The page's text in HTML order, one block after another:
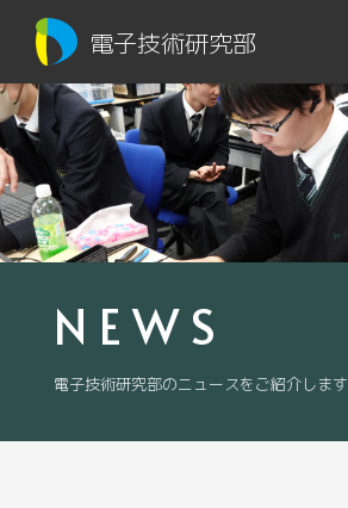
電子技術研究部
NEWS
電子技術研究部のニュースをご紹介します